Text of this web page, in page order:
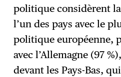
politique considèrent
l’un des pays avec le
politique européenne,
avec l’Allemagne (97
devant les Pays-Bas,